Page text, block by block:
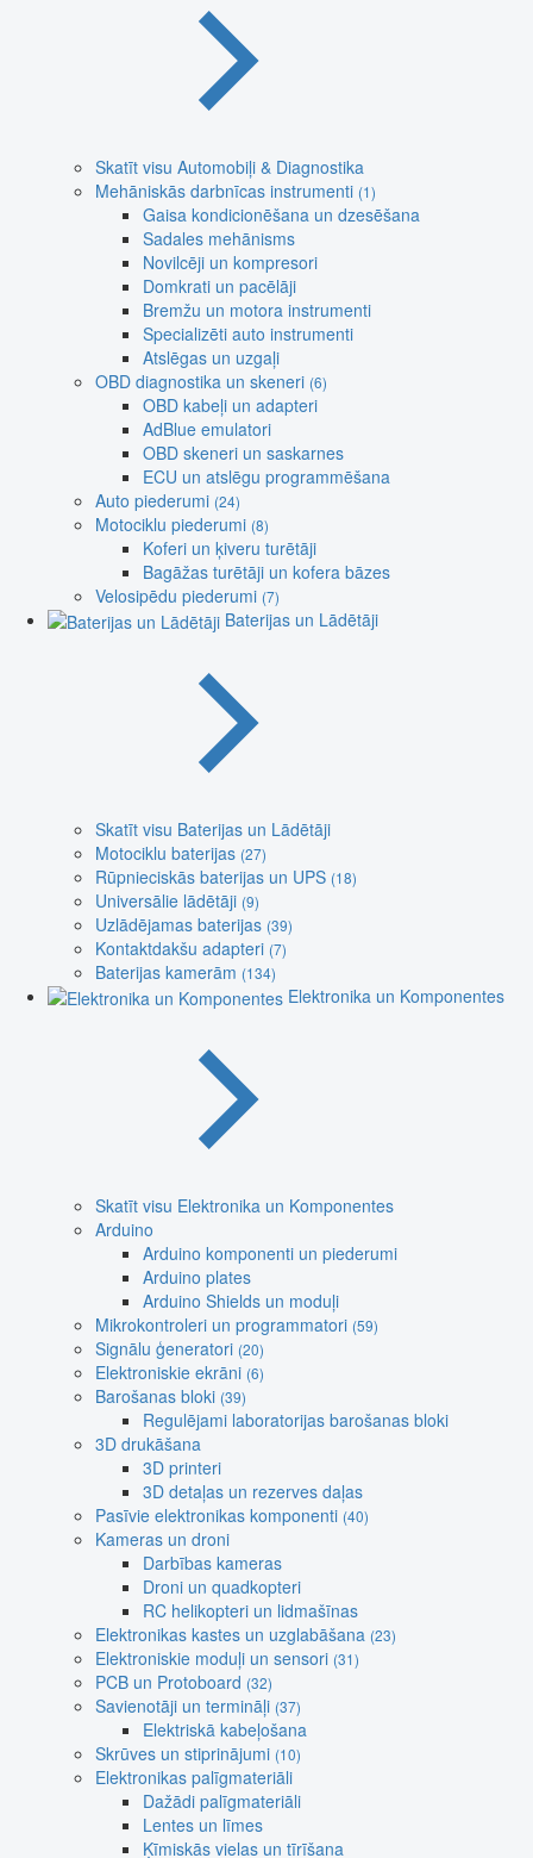
Skatīt visu Automobiļi & Diagnostika
Mehāniskās darbnīcas instrumenti (1)
Gaisa kondicionēšana un dzesēšana
Sadales mehānisms
Novilcēji un kompresori
Domkrati un pacēlāji
Bremžu un motora instrumenti
Specializēti auto instrumenti
Atslēgas un uzgaļi
OBD diagnostika un skeneri (6)
OBD kabeļi un adapteri
AdBlue emulatori
OBD skeneri un saskarnes
ECU un atslēgu programmēšana
Auto piederumi (24)
Motociklu piederumi (8)
Koferi un ķiveru turētāji
Bagāžas turētāji un kofera bāzes
Velosipēdu piederumi (7)
Baterijas un Lādētāji
Skatīt visu Baterijas un Lādētāji
Motociklu baterijas (27)
Rūpnieciskās baterijas un UPS (18)
Universālie lādētāji (9)
Uzlādējamas baterijas (39)
Kontaktdakšu adapteri (7)
Baterijas kamerām (134)
Elektronika un Komponentes
Skatīt visu Elektronika un Komponentes
Arduino
Arduino komponenti un piederumi
Arduino plates
Arduino Shields un moduļi
Mikrokontroleri un programmatori (59)
Signālu ģeneratori (20)
Elektroniskie ekrāni (6)
Barošanas bloki (39)
Regulējami laboratorijas barošanas bloki
3D drukāšana
3D printeri
3D detaļas un rezerves daļas
Pasīvie elektronikas komponenti (40)
Kameras un droni
Darbības kameras
Droni un quadkopteri
RC helikopteri un lidmašīnas
Elektronikas kastes un uzglabāšana (23)
Elektroniskie moduļi un sensori (31)
PCB un Protoboard (32)
Savienotāji un termināļi (37)
Elektriskā kabeļošana
Skrūves un stiprinājumi (10)
Elektronikas palīgmateriāli
Dažādi palīgmateriāli
Lentes un līmes
Ķīmiskās vielas un tīrīšana